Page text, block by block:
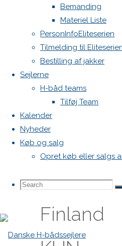
Bemanding
Materiel Liste
PersonInfoEliteserien
Tilmelding til
Bestilling af jakker
Sejlerne
H-båd teams
Tilføj Team
Kalender
Nyheder
Køb og salg
Opret køb eller salgs
Search
Search
RABAT
PÅ
TIL
VM
I
Finland
North MH-6 fok
Botnia 1987 DEN
Admin
Indlægsfeed
WordPress.org
Back
Danske H-